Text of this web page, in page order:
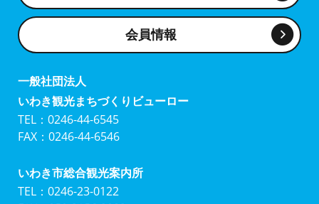
会員情報
一般社団法人
いわき観光まちづくりビューロー
TEL：0246-44-6545
FAX：0246-44-6546
いわき市総合観光案内所
TEL：0246-23-0122